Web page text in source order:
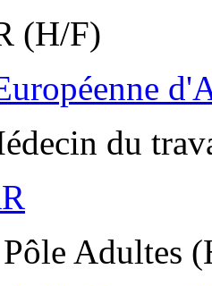
(H/F)
du
Adultes